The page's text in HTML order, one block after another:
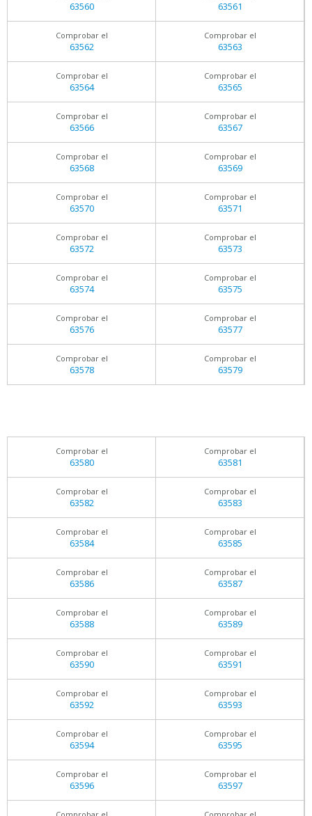
63560 63561
Comprobar el
63562
Comprobar el
63563
Comprobar el
63564
Comprobar el
63565
Comprobar el
63566
Comprobar el
63567
Comprobar el
63568
Comprobar el
63569
Comprobar el
63570
Comprobar el
63571
Comprobar el
63572
Comprobar el
63573
Comprobar el
63574
Comprobar el
63575
Comprobar el
63576
Comprobar el
63577
Comprobar el
63578
Comprobar el
63579
Comprobar el
63580
Comprobar el
63581
Comprobar el
63582
Comprobar el
63583
Comprobar el
63584
Comprobar el
63585
Comprobar el
63586
Comprobar el
63587
Comprobar el
63588
Comprobar el
63589
Comprobar el
63590
Comprobar el
63591
Comprobar el
63592
Comprobar el
63593
Comprobar el
63594
Comprobar el
63595
Comprobar el
63596
Comprobar el
63597